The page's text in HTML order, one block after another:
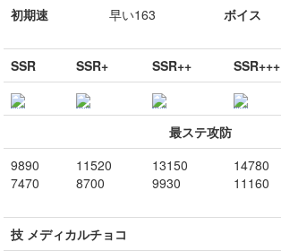
初期速
早い163 ボイス
SSR SSR+ SSR++ SSR+++
最ステ攻防
9890
7470
11520
8700
13150
9930
14780
11160
技 メディカルチョコ